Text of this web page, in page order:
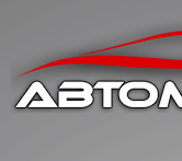
Перейти к основному